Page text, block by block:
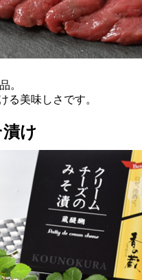
。
る美味しさです。
け